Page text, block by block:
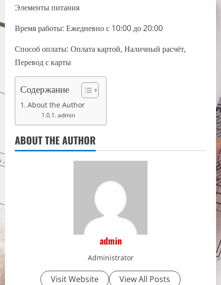
Элементы питания
Время работы: Ежедневно с 10:00 до 20:00
Способ оплаты: Оплата картой, Наличный расчёт,
Перевод с карты
Содержание
About the Author
admin
ABOUT THE AUTHOR
admin
Administrator
Visit Website View All Posts